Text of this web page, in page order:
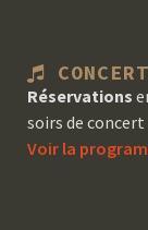
Réservations
soirs de concert
Voir la